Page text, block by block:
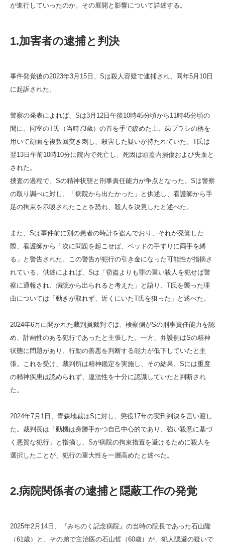
が進行していったのか。その展開と影響について詳述する。
1.加害者の逮捕と判決
事件発覚後の2023年3月15日、Sは殺人容疑で逮捕され、同年5月10日
に起訴された。
警察の発表によれば、Sは3月12日午後10時45分頃から11時45分頃の
間に、同室のT氏（当時73歳）の首を手で絞めた上、歯ブラシの柄を
用いて顔面を複数回突き刺し、殺害した疑いが持たれていた。T氏は
翌13日午前10時10分に院内で死亡し、死因は頭蓋内損傷および失血と
された。
捜査の過程で、Sの精神状態と刑事責任能力が争点となった。Sは警察
の取り調べに対し、「病院から出たかった」と供述し、看護師から手
足の拘束を示唆されたことを恐れ、殺人を決意したと述べた。
また、Sは事件前に別の患者の時計を盗んでおり、それが発覚した
際、看護師から「次に問題を起こせば、ベッドの手すりに両手を縛
る」と警告された。この警告が犯行の引き金になった可能性が指摘さ
れている。供述によれば、Sは「窃盗よりも罪の重い殺人を犯せば警
察に通報され、病院から出られると考えた」と語り、T氏を襲った理
由については「動きが取れず、近くにいたT氏を狙った」と述べた。
2024年6月に開かれた裁判員裁判では、検察側がSの刑事責任能力を認
め、計画性のある犯行であったと主張した。一方、弁護側はSの精神
状態に問題があり、行動の善悪を判断する能力が低下していたと主
張。これを受け、裁判所は精神鑑定を実施し、その結果、Sには重度
の精神疾患は認められず、違法性を十分に認識していたと判断され
た。
2024年7月1日、青森地裁はSに対し、懲役17年の実刑判決を言い渡し
た。裁判長は「動機は身勝手かつ自己中心的であり、強い殺意に基づ
く悪質な犯行」と指摘し、Sが病院の拘束措置を避けるために殺人を
選択したことが、犯行の重大性を一層高めたと述べた。
2.病院関係者の逮捕と隠蔽工作の発覚
2025年2月14日、『みちのく記念病院』の当時の院長であった石山隆
（61歳）と、その弟で主治医の石山哲（60歳）が、犯人隠避の疑いで